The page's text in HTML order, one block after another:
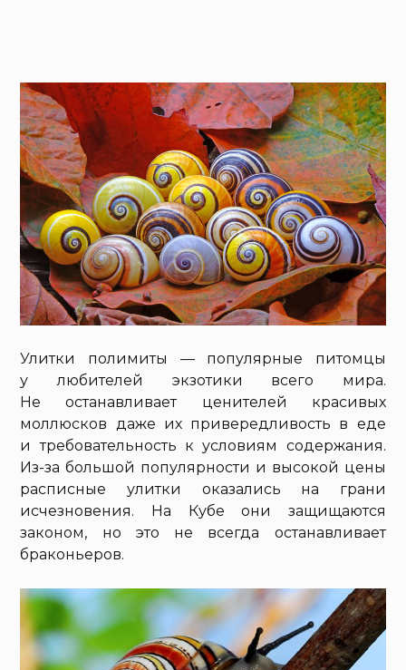
Улитки полимиты — популярные питомцы
у любителей экзотики всего мира.
Не останавливает ценителей красивых
моллюсков даже их привередливость в еде
и требовательность к условиям содержания.
Из-за большой популярности и высокой цены
расписные улитки оказались на грани
исчезновения. На Кубе они защищаются
законом, но это не всегда останавливает
браконьеров.